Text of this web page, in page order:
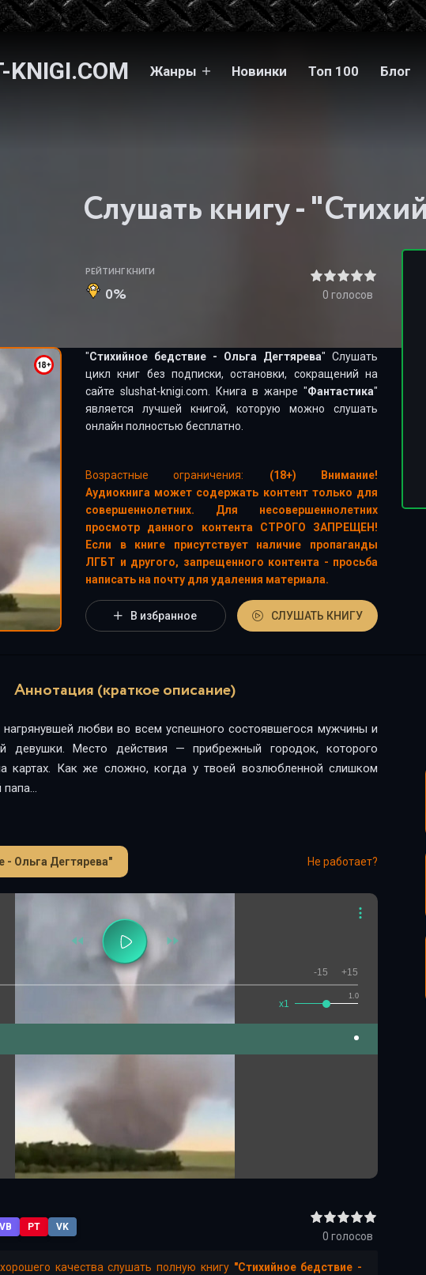
KNIGI.COM Жанры Новинки Топ 100 Блог
РЕЙТИНГ КНИГИ
0% 0 голосов
"Стихийное бедствие - Ольга Дегтярева" Слушать
цикл книг без подписки, остановки, сокращений на
сайте slushat-knigi.com. Книга в жанре "Фантастика"
является лучшей книгой, которую можно слушать
онлайн полностью бесплатно.
Возрастные ограничения:
(18+) Внимание!
Аудиокнига может содержать контент только для
совершеннолетних. Для несовершеннолетних
просмотр данного контента СТРОГО ЗАПРЕЩЕН!
Если в книге присутствует наличие пропаганды
ЛГБТ и другого, запрещенного контента - просьба
написать на почту для удаления материала.
В избранное СЛУШАТЬ КНИГУ
Аннотация (краткое описание)
нагрянувшей любви во всем успешного состоявшегося мужчины и
девушки. Место действия — прибрежный городок, которого
картах. Как же сложно, когда у твоей возлюбленной слишком
папа…
- Ольга Дегтярева" Не работает?
1.0
x1
-15 +15
VB PT VK
0 голосов
качества слушать полную книгу "Стихийное бедствие -